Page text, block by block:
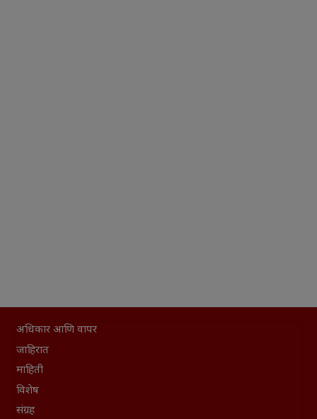
अधिकार आणि वापर
जाहिरात
माहिती
विशेष
संग्रह